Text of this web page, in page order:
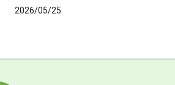
2026/05/25